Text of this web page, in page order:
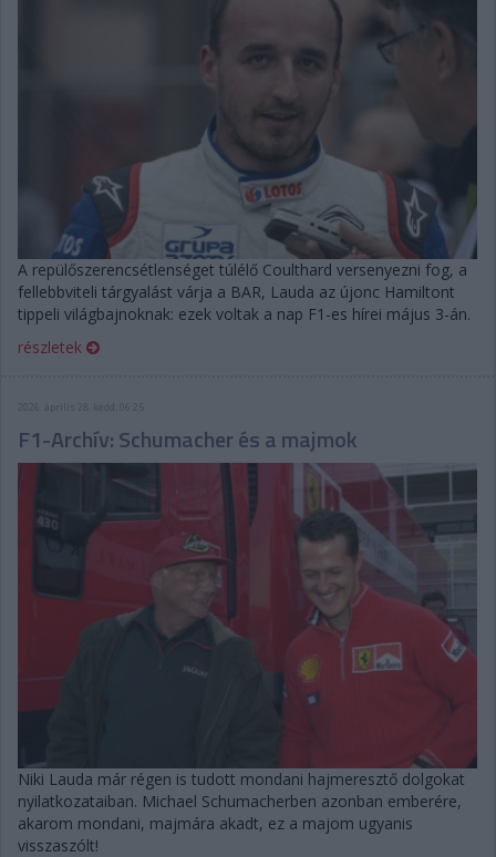
A repülőszerencsétlenséget túlélő Coulthard versenyezni fog, a
fellebbviteli tárgyalást várja a BAR, Lauda az újonc Hamiltont
tippeli világbajnoknak: ezek voltak a nap F1-es hírei május 3-án.
részletek
F1-Archív: Schumacher és a majmok
Niki Lauda már régen is tudott mondani hajmeresztő dolgokat
nyilatkozataiban. Michael Schumacherben azonban emberére,
akarom mondani, majmára akadt, ez a majom ugyanis
visszaszólt!